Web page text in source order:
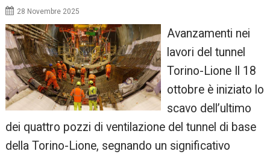
28 Novembre 2025
Avanzamenti nei
lavori del tunnel
Torino-Lione Il 18
ottobre è iniziato lo
scavo dell’ultimo
dei quattro pozzi di ventilazione del tunnel di base
della Torino-Lione, segnando un significativo